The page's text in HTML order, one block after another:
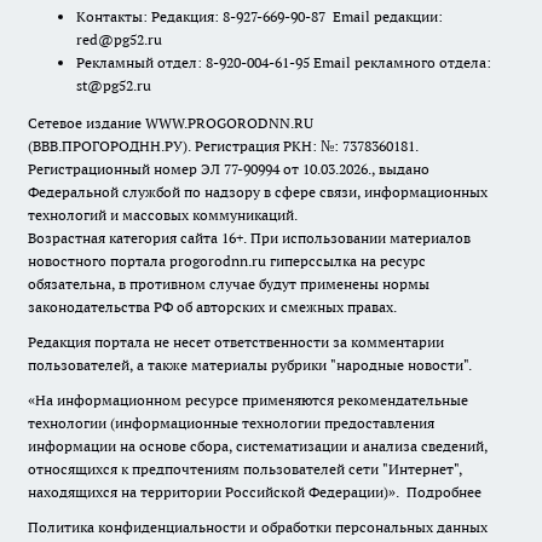
Контакты: Редакция: 8-927-669-90-87 Email редакции:
red@pg52.ru
Рекламный отдел: 8-920-004-61-95 Email рекламного отдела:
st@pg52.ru
Сетевое издание WWW.PROGORODNN.RU
(ВВВ.ПРОГОРОДНН.РУ). Регистрация РКН: №: 7378360181.
Регистрационный номер ЭЛ 77-90994 от 10.03.2026., выдано
Федеральной службой по надзору в сфере связи, информационных
технологий и массовых коммуникаций.
Возрастная категория сайта 16+. При использовании материалов
новостного портала progorodnn.ru гиперссылка на ресурс
обязательна, в противном случае будут применены нормы
законодательства РФ об авторских и смежных правах.
Редакция портала не несет ответственности за комментарии
пользователей, а также материалы рубрики "народные новости".
«На информационном ресурсе применяются рекомендательные
технологии (информационные технологии предоставления
информации на основе сбора, систематизации и анализа сведений,
относящихся к предпочтениям пользователей сети "Интернет",
находящихся на территории Российской Федерации)». Подробнее
Политика конфиденциальности и обработки персональных данных